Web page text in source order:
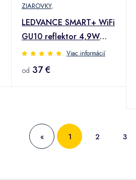
ZIAROVKY,
LEDVANCE SMART+ WiFi
GU10 reflektor 4,9W
CCT 3ks
Viac informácií
od 37 €
« 1 2 3